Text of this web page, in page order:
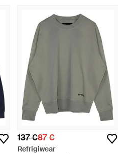
137 €87 €
Refrigiwear